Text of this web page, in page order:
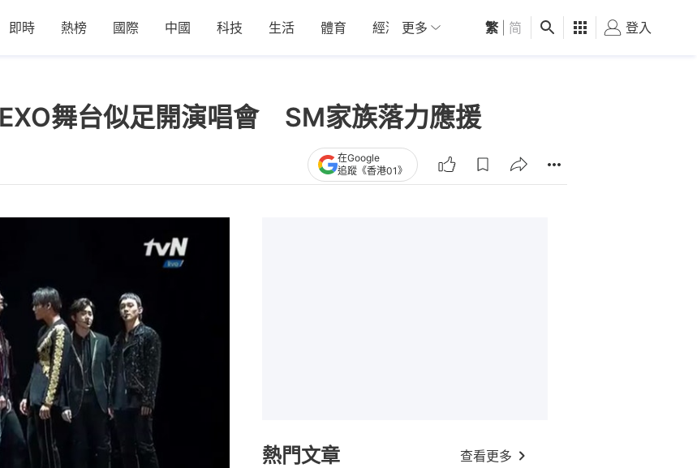
即時 熱榜 國際 中國 科技 生活 體育 經濟 01深圳 觀點 健康 好食玩飛
更多 繁 简 登入
舞台似足開演唱會 SM家族落力應援
在Google
追蹤《香港01》
熱門文章 查看更多